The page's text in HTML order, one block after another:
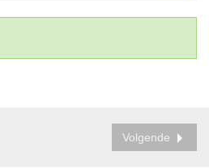
Volgende